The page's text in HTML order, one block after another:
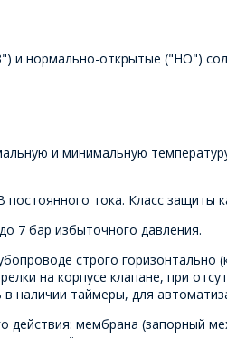
и нормально-открытые ("НО")
и минимальную
тока. Класс защиты
7 бар избыточного давления.
строго
на корпусе клапане, при
наличии таймеры, для
действия: мембрана (запорный